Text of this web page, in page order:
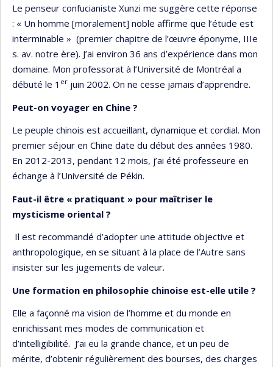
Le penseur confucianiste Xunzi me suggère cette réponse
: « Un homme [moralement] noble affirme que l’étude est
interminable » (premier chapitre de l’œuvre éponyme, IIIe
s. av. notre ère). J’ai environ 36 ans d’expérience dans mon
domaine. Mon professorat à l’Université de Montréal a
débuté le 1 er juin 2002. On ne cesse jamais d’apprendre.
Peut-on voyager en Chine ?
Le peuple chinois est accueillant, dynamique et cordial. Mon
premier séjour en Chine date du début des années 1980.
En 2012-2013, pendant 12 mois, j’ai été professeure en
échange à l’Université de Pékin.
Faut-il être « pratiquant » pour maîtriser le
mysticisme oriental ?
Il est recommandé d’adopter une attitude objective et
anthropologique, en se situant à la place de l’Autre sans
insister sur les jugements de valeur.
Une formation en philosophie chinoise est-elle utile ?
Elle a façonné ma vision de l’homme et du monde en
enrichissant mes modes de communication et
d’intelligibilité. J’ai eu la grande chance, et un peu de
mérite, d’obtenir régulièrement des bourses, des charges